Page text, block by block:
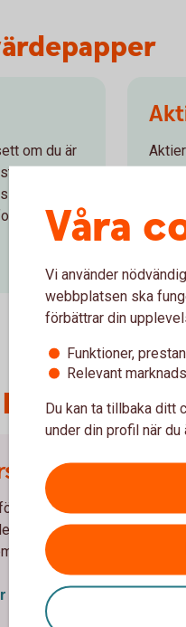
om du är
hittar du
både från
oss
olika behov. Vilken som
Läs mer om våra
igång.
Våra
Vi använder
webbplatsen ska
förbättrar din
Funktioner,
Relevant
Du kan ta tillbaka ditt
under din profil när du